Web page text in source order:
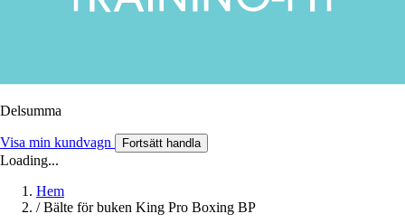
Delsumma
Visa min kundvagn Fortsätt handla
Loading...
Hem
/ Bälte för buken King Pro Boxing BP